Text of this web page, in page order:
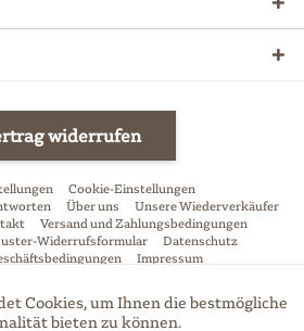
widerrufen
Cookie-Einstellungen
Über uns
Unsere Wiederverkäufer
Versand und Zahlungsbedingungen
Widerrufsformular
Datenschutz
Impressum
Mehrwertsteuer zzgl.Versandkostenund ggf.
wenn nicht anders beschrieben
Aktiv
Cookies, um Ihnen die bestmögliche
bieten zu können.